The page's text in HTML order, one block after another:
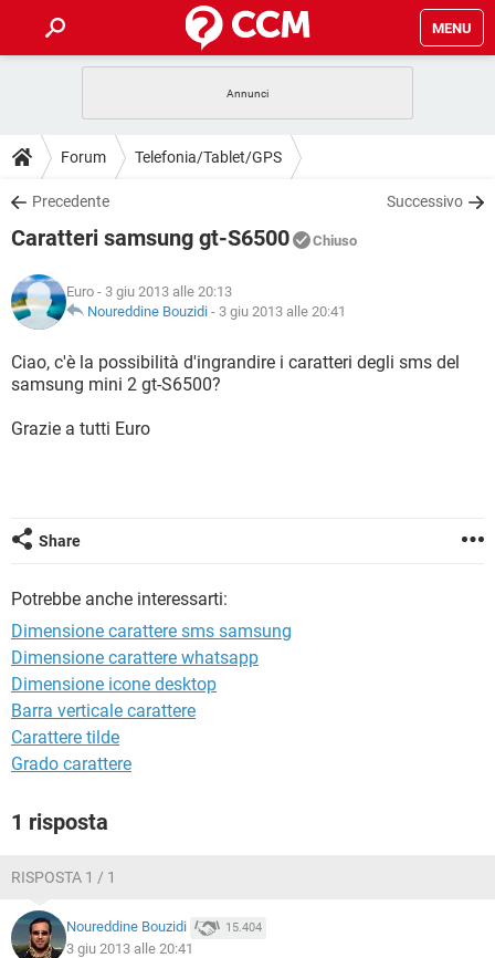
MENU
INTRATTENIMENTO ANDROID
iOS
INSTAGRAM WHATSAPP
TIKTOK
HARDWARE
GUIDE
COVID-19 GAMING
INSTAGRAM
TIKTOK
HARDWARE
DOWNLOAD
COVID-19 GAMING
INTRATTENIMENTO
iOS WINDOWS 10
INSTAGRAM WHATSAPP
TIKTOK
HARDWARE
COVID-19
INTRATTENIMENTO
iOS WINDOWS 10
GLOSSARIO
COVID-19 GAMING
INTRATTENIMENTO
iOS
HARDWARE
Forum Telefonia/Tablet/GPS
Precedente Successivo
Caratteri samsung gt-S6500 Chiuso
Euro - 3 giu 2013 alle 20:13
Noureddine Bouzidi - 3 giu 2013 alle 20:41
Ciao, c'è la possibilità d'ingrandire i caratteri degli sms del
samsung mini 2 gt-S6500?
Grazie a tutti Euro
Share
Potrebbe anche interessarti:
Dimensione carattere sms samsung
Dimensione carattere whatsapp
Dimensione icone desktop
Barra verticale carattere
Carattere tilde
Grado carattere
1 risposta
RISPOSTA 1 / 1
Noureddine Bouzidi 15.404
3 giu 2013 alle 20:41